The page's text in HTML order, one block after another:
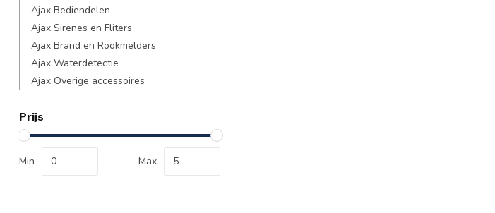
Ajax Bediendelen
Ajax Sirenes en Fliters
Ajax Brand en Rookmelders
Ajax Waterdetectie
Ajax Overige accessoires
Prijs
Min Max